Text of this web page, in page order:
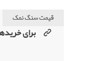
قیمت سنگ نمک
برای